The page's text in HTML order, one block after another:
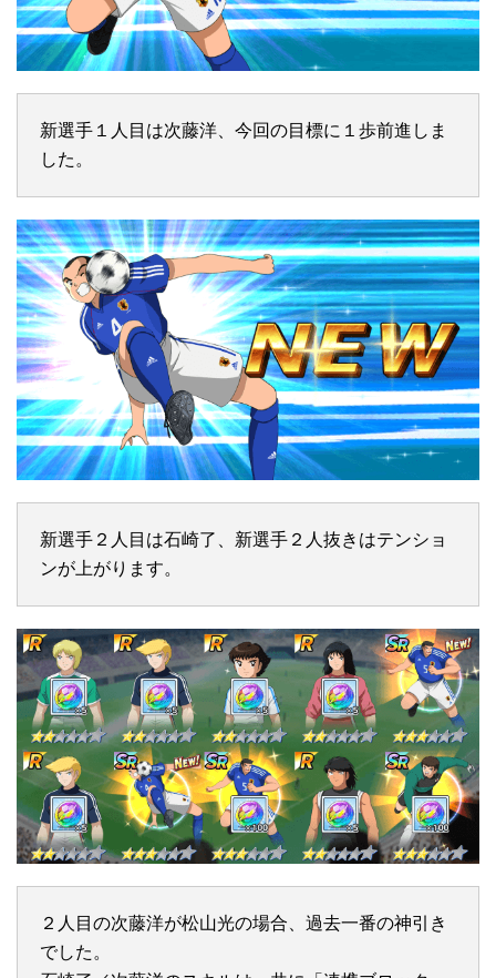
新選手１人目は次藤洋、今回の目標に１歩前進しま
した。
新選手２人目は石崎了、新選手２人抜きはテンショ
ンが上がります。
２人目の次藤洋が松山光の場合、過去一番の神引き
でした。